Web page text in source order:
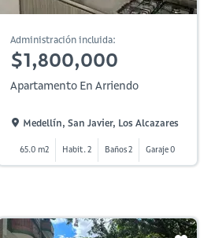
Administración incluida:
$1,800,000
Apartamento En Arriendo
Medellín, San Javier, Los Alcazares
65.0 m2 Habit. 2 Baños 2 Garaje 0